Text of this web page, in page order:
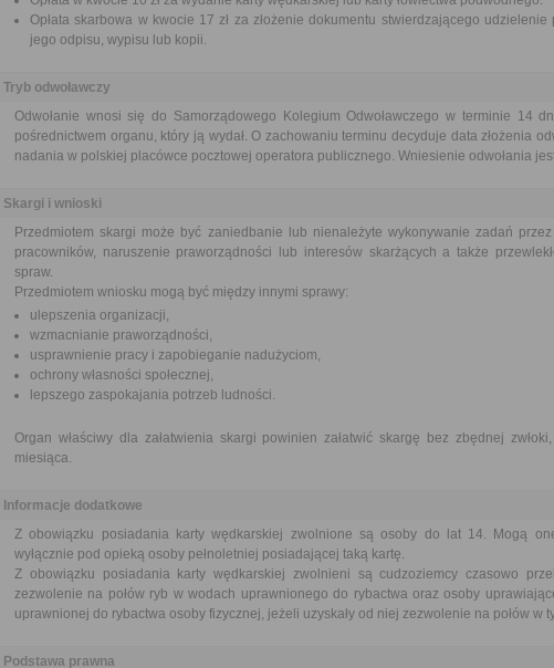
Opłata skarbowa w kwocie 17 zł za złożenie dokumentu stwierdzającego
jego odpisu, wypisu lub kopii.
Tryb odwoławczy
Odwołanie wnosi się do Samorządowego Kolegium Odwoławczego w terminie 14
pośrednictwem organu, który ją wydał. O zachowaniu terminu decyduje data złożenia
nadania w polskiej placówce pocztowej operatora publicznego. Wniesienie odwołania
Skargi i wnioski
Przedmiotem skargi może być zaniedbanie lub nienależyte wykonywanie zadań
pracowników, naruszenie praworządności lub interesów skarżących a także
spraw.
Przedmiotem wniosku mogą być między innymi sprawy:
ulepszenia organizacji,
wzmacnianie praworządności,
usprawnienie pracy i zapobieganie nadużyciom,
ochrony własności społecznej,
lepszego zaspokajania potrzeb ludności.
Organ właściwy dla załatwienia skargi powinien załatwić skargę bez zbędnej
miesiąca.
Informacje dodatkowe
Z obowiązku posiadania karty wędkarskiej zwolnione są osoby do lat 14. Mogą
wyłącznie pod opieką osoby pełnoletniej posiadającej taką kartę.
Z obowiązku posiadania karty wędkarskiej zwolnieni są cudzoziemcy czasowo
zezwolenie na połów ryb w wodach uprawnionego do rybactwa oraz osoby
uprawnionej do rybactwa osoby fizycznej, jeżeli uzyskały od niej zezwolenie na połów w
Podstawa prawna